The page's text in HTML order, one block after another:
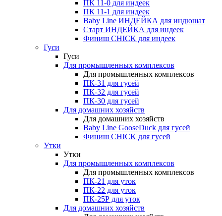
ПК 11-0 для индеек
ПК 11-1 для индеек
Baby Line ИНДЕЙКА для индюшат
Старт ИНДЕЙКА для индеек
Финиш CHICK для индеек
Гуси
Гуси
Для промышленных комплексов
Для промышленных комплексов
ПК-31 для гусей
ПК-32 для гусей
ПК-30 для гусей
Для домашних хозяйств
Для домашних хозяйств
Baby Line GooseDuck для гусей
Финиш CHICK для гусей
Утки
Утки
Для промышленных комплексов
Для промышленных комплексов
ПК-21 для уток
ПК-22 для уток
ПК-25Р для уток
Для домашних хозяйств